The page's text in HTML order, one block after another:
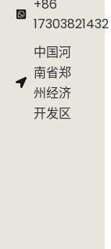
+86
17303821432
中国河
南省郑
州经济
开发区